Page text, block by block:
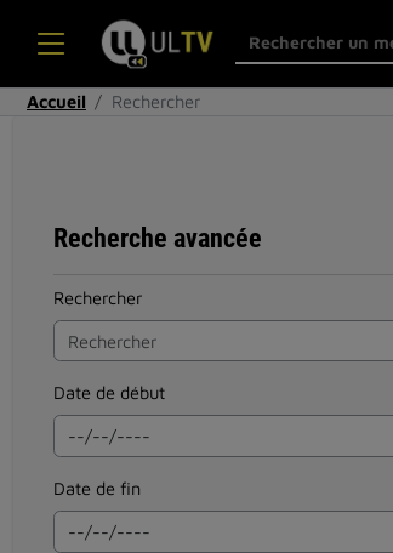
Accueil Rechercher
Recherche avancée
Rechercher
Date de début
Date de fin